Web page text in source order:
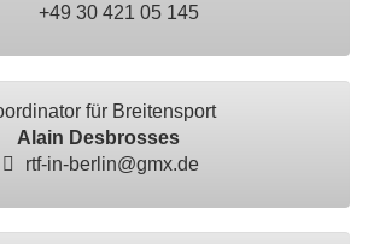
+49 30 421 05 145
für Breitensport
Alain Desbrosses
rtf-in-berlin@gmx.de